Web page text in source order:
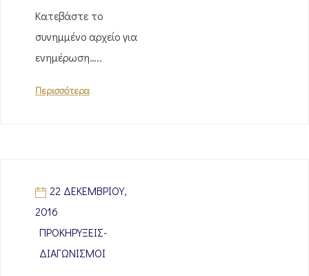
Κατεβάστε το
συνημμένο αρχείο για
ενημέρωση…..
Περισσότερα
22 ΔΕΚΕΜΒΡΊΟΥ,
2016
ΠΡΟΚΗΡΎΞΕΙΣ-
ΔΙΑΓΩΝΙΣΜΟΊ